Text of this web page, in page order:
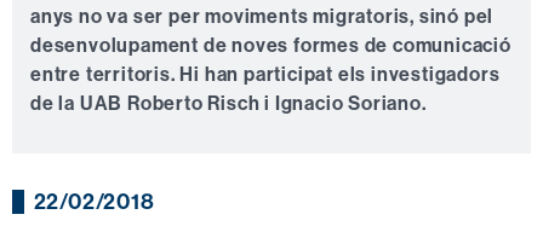
anys no va ser per moviments migratoris, sinó pel
desenvolupament de noves formes de comunicació
entre territoris. Hi han participat els investigadors
de la UAB Roberto Risch i Ignacio Soriano.
22/02/2018